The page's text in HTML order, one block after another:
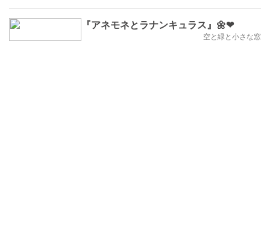
『アネモネとラナンキュラス』🌼❤
空と緑と小さな窓